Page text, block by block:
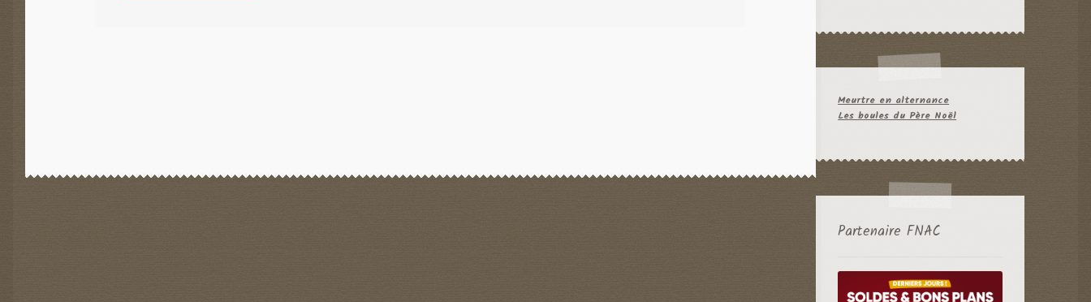
Meurtre en alternance
Les boules du Père Noël
Partenaire FNAC